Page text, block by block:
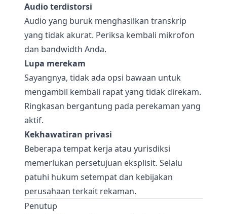
Audio terdistorsi
Audio yang buruk menghasilkan transkrip
yang tidak akurat. Periksa kembali mikrofon
dan bandwidth Anda.
Lupa merekam
Sayangnya, tidak ada opsi bawaan untuk
mengambil kembali rapat yang tidak direkam.
Ringkasan bergantung pada perekaman yang
aktif.
Kekhawatiran privasi
Beberapa tempat kerja atau yurisdiksi
memerlukan persetujuan eksplisit. Selalu
patuhi hukum setempat dan kebijakan
perusahaan terkait rekaman.
Penutup